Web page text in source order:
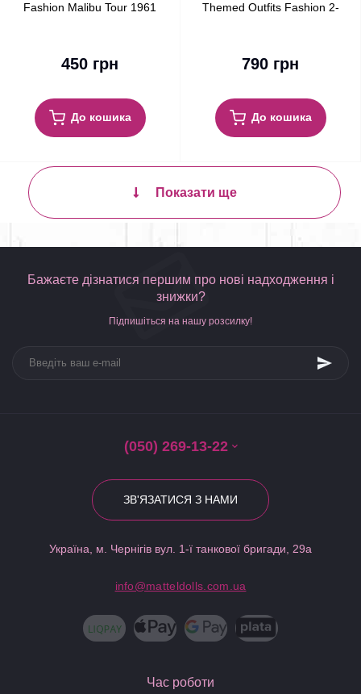
Fashion Malibu Tour 1961
450 грн
До кошика
Themed Outfits Fashion 2-
790 грн
До кошика
Показати ще
Бажаєте дізнатися першим про нові надходження і
знижки?
Підпишіться на нашу розсилку!
(050) 269-13-22
ЗВ'ЯЗАТИСЯ З НАМИ
Україна, м. Чернігів вул. 1-ї танкової бригади, 29а
info@matteldolls.com.ua
Час роботи